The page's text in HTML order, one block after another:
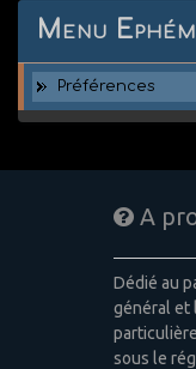
Menu
Préférences
A
Dédié au
général et
sous le